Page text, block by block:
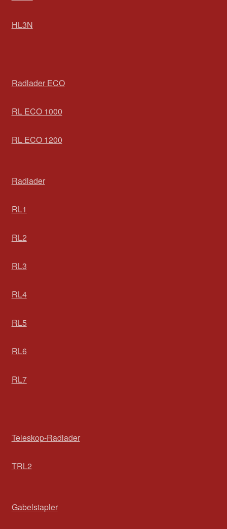
HL3N
Radlader ECO
RL ECO 1000
RL ECO 1200
Radlader
RL1
RL2
RL3
RL4
RL5
RL6
RL7
Teleskop-Radlader
TRL2
Gabelstapler